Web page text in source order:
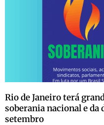
Rio de Janeiro terá
soberania nacional e da
setembro